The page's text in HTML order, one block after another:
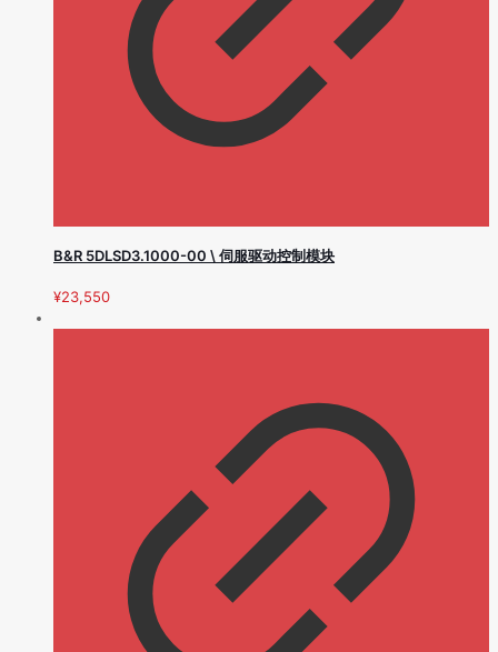
B&R 5DLSD3.1000-00 \ 伺服驱动控制模块
¥23,550